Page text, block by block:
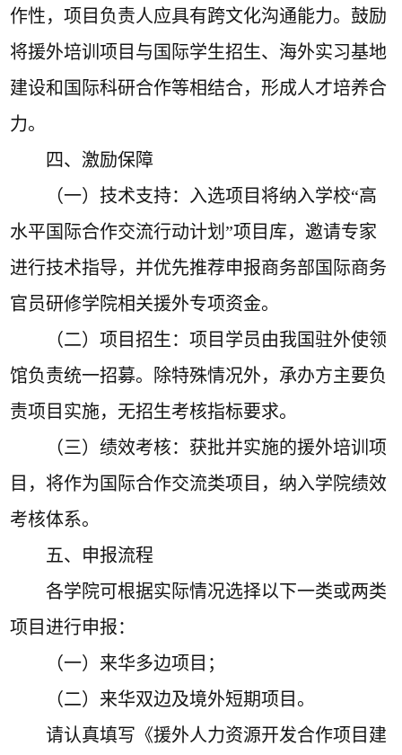
作性，项目负责人应具有跨文化沟通能力。鼓励
将援外培训项目与 国际学生招生、海外实习基地
建设和国际科研合作等相结合，形成人才培养合
力。
四、激励保障
（一） 技术支持： 入选项目将纳入学校“高
水平国际合作交流行动计划”项目库， 邀请专家
进行技术指导， 并优先推荐申报商务部国际商务
官员研修学院相关援外专项资金。
（二）项目招生：项目学员由我国驻外使领
馆负责统一招募。除特殊情况外，承办方主要负
责项目实施，无招生考核指标要求。
（三） 绩效考核： 获批并实施的援外培训项
目，将作为国际合作交流类项目，纳入学院绩效
考核体系。
五、申报流程
各学院可根据实际情况选择以下一类或两类
项目进行申报：
（一）来华多边项目；
（二）来华双边及境外短期项目。
请认真填写《援外人力资源开发合作项目建